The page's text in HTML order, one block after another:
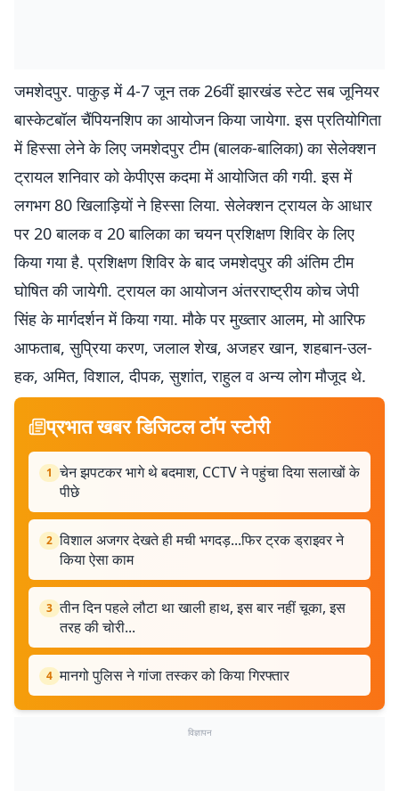
जमशेदपुर. पाकुड़ में 4-7 जून तक 26वीं झारखंड स्टेट सब जूनियर
बास्केटबॉल चैंपियनशिप का आयोजन किया जायेगा. इस प्रतियोगिता
में हिस्सा लेने के लिए जमशेदपुर टीम (बालक-बालिका) का सेलेक्शन
ट्रायल शनिवार को केपीएस कदमा में आयोजित की गयी. इस में
लगभग 80 खिलाड़ियों ने हिस्सा लिया. सेलेक्शन ट्रायल के आधार
पर 20 बालक व 20 बालिका का चयन प्रशिक्षण शिविर के लिए
किया गया है. प्रशिक्षण शिविर के बाद जमशेदपुर की अंतिम टीम
घोषित की जायेगी. ट्रायल का आयोजन अंतरराष्ट्रीय कोच जेपी
सिंह के मार्गदर्शन में किया गया. मौके पर मुख्तार आलम, मो आरिफ
आफताब, सुप्रिया करण, जलाल शेख, अजहर खान, शहबान-उल-
हक, अमित, विशाल, दीपक, सुशांत, राहुल व अन्य लोग मौजूद थे.
प्रभात खबर डिजिटल टॉप स्टोरी
1 चेन झपटकर भागे थे बदमाश, CCTV ने पहुंचा दिया सलाखों के
पीछे
2 विशाल अजगर देखते ही मची भगदड़...फिर ट्रक ड्राइवर ने
किया ऐसा काम
3 तीन दिन पहले लौटा था खाली हाथ, इस बार नहीं चूका, इस
तरह की चोरी...
4 मानगो पुलिस ने गांजा तस्कर को किया गिरफ्तार
विज्ञापन